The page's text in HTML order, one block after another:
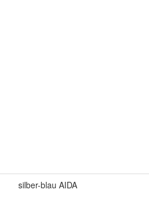
silber-blau AIDA